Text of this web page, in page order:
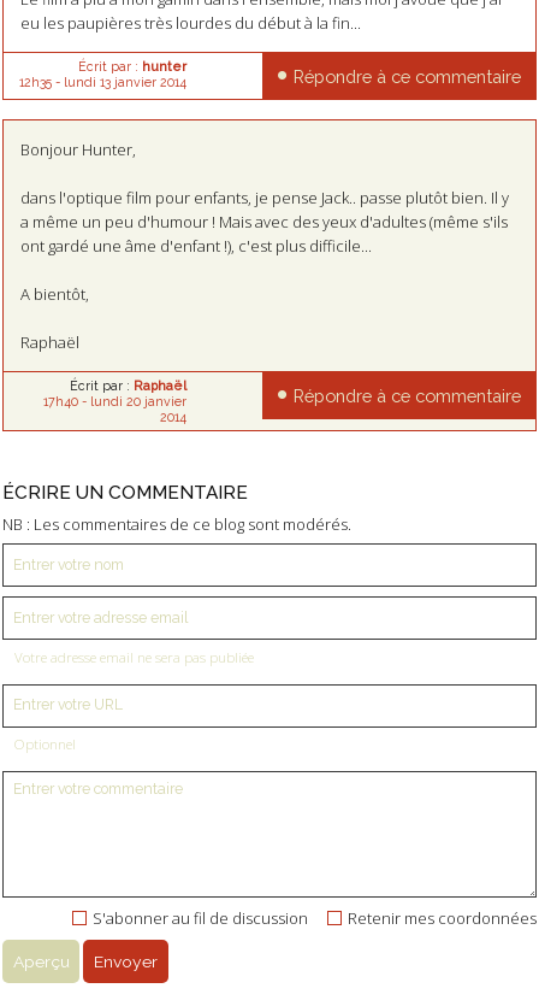
eu les paupières très lourdes du début à la fin...
Écrit par : hunter
12h35- lundi 13 janvier 2014 Répondre à ce commentaire
Bonjour Hunter,
dans l'optique film pour enfants, je pense Jack.. passe plutôt bien. Il y
a même un peu d'humour ! Mais avec des yeux d'adultes (même s'ils
ont gardé une âme d'enfant !), c'est plus difficile...
A bientôt,
Raphaël
Écrit par : Raphaël
17h40- lundi 20 janvier
2014
Répondre à ce commentaire
ÉCRIRE UN COMMENTAIRE
NB : Les commentaires de ce blog sont modérés.
Votre adresse email ne sera pas publiée
Optionnel
Retenir mes coordonnées
S'abonner au fil de discussion